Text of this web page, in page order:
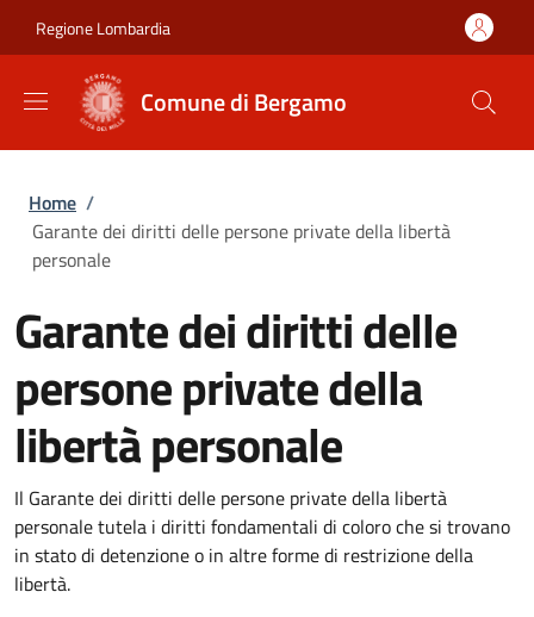
Regione Lombardia
Comune di Bergamo
Briciole di pane
Home /
Garante dei diritti delle persone private della libertà
personale
Garante dei diritti delle
persone private della
libertà personale
Il Garante dei diritti delle persone private della libertà
personale tutela i diritti fondamentali di coloro che si trovano
in stato di detenzione o in altre forme di restrizione della
libertà.